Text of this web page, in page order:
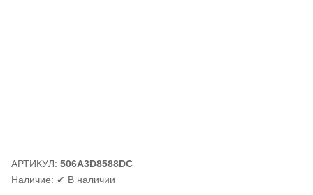
АРТИКУЛ: 506A3D8588DC
Наличие: ✔ В наличии